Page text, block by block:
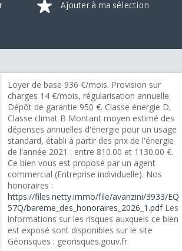
Ajouter à ma sélection
Loyer de base 936 €/mois. Provision sur
charges 14 €/mois, régularisation annuelle.
Dépôt de garantie 950 €. Classe énergie D,
Classe climat B Montant moyen estimé des
dépenses annuelles d'énergie pour un usage
standard, établi à partir des prix de l'énergie
de l'année 2021 : entre 810.00 et 1130.00 €.
Ce bien vous est proposé par un agent
commercial (Entreprise individuelle). Nos
honoraires :
https://files.netty.immo/file/avanzini/3933/EQ
57Q/bareme_des_honoraires_2026_1.pdfLes
informations sur les risques auxquels ce bien
est exposé sont disponibles sur le site
Géorisques : georisques.gouv.fr